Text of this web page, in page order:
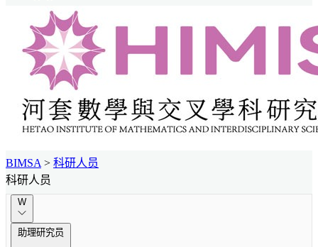
BIMSA > 科研人员
科研人员
W
助理研究员